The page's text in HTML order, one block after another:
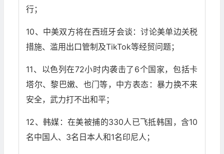
行；
10、中美双方将在西班牙会谈：讨论美单边关税
措施、滥用出口管制及TikTok等经贸问题；
11、以色列在72小时内袭击了6个国家，包括卡
塔尔、黎巴嫩、也门等，中方表态：暴力换不来
安全，武力打不出和平；
12、韩媒：在美被捕的330人已飞抵韩国，含10
名中国人、3名日本人和1名印尼人；